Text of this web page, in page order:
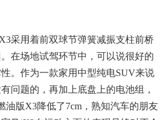
采用着前双球节弹簧减振支柱前桥
在场地试驾环节中，可以说很好的
。作为一款家用中型纯电SUV来说
问题的，再加上底盘上的电池组，
油版X3降低了7cm，熟知汽车的朋友